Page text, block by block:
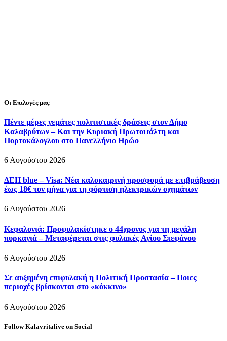
Οι Επιλογές μας
Πέντε μέρες γεμάτες πολιτιστικές δράσεις στον Δήμο
Καλαβρύτων – Και την Κυριακή Πρωτοψάλτη και
Πορτοκάλογλου στο Πανελλήνιο Ηρώο
6 Αυγούστου 2026
ΔΕΗ blue – Visa: Νέα καλοκαιρινή προσφορά με επιβράβευση
έως 18€ τον μήνα για τη φόρτιση ηλεκτρικών οχημάτων
6 Αυγούστου 2026
Κεφαλονιά: Προφυλακίστηκε ο 44χρονος για τη μεγάλη
πυρκαγιά – Μεταφέρεται στις φυλακές Αγίου Στεφάνου
6 Αυγούστου 2026
Σε αυξημένη επιφυλακή η Πολιτική Προστασία – Ποιες
περιοχές βρίσκονται στο «κόκκινο»
6 Αυγούστου 2026
Follow Kalavritalive on Social